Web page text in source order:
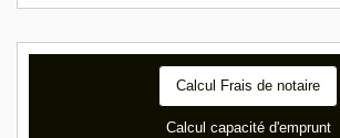
Calcul Frais de notaire
Calcul capacité d'emprunt